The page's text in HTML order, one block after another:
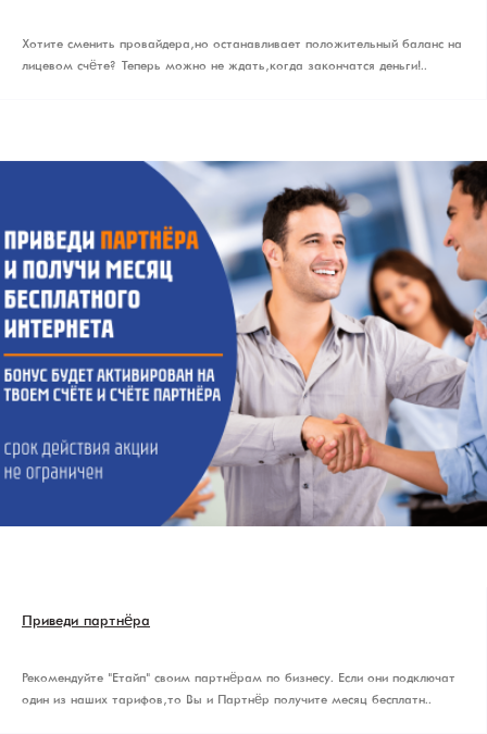
Хотите сменить провайдера, но останавливает положительный баланс на
лицевом счёте? Теперь можно не ждать, когда закончатся деньги!..
Приведи партнёра
Рекомендуйте "Етайп" своим партнёрам по бизнесу. Если они подключат
один из наших тарифов, то Вы и Партнёр получите месяц бесплатн..